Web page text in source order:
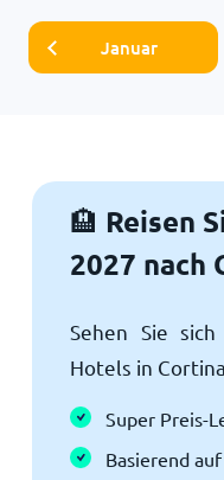
Januar
🏨 Reisen
2027 nach
Sehen Sie
Hotels in Cortina
Super Preis-
Basierend